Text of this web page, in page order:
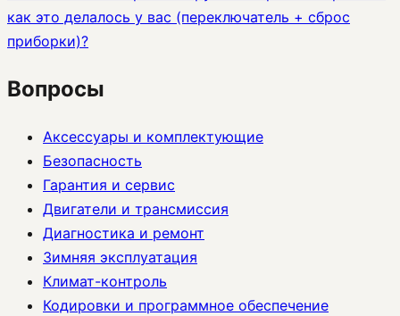
как это делалось у вас (переключатель + сброс
приборки)?
Вопросы
Аксессуары и комплектующие
Безопасность
Гарантия и сервис
Двигатели и трансмиссия
Диагностика и ремонт
Зимняя эксплуатация
Климат-контроль
Кодировки и программное обеспечение